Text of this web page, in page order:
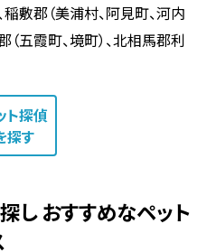
敷郡（美浦村、阿見町、河内
（五霞町、境町）、北相馬郡利
ト探偵
探す